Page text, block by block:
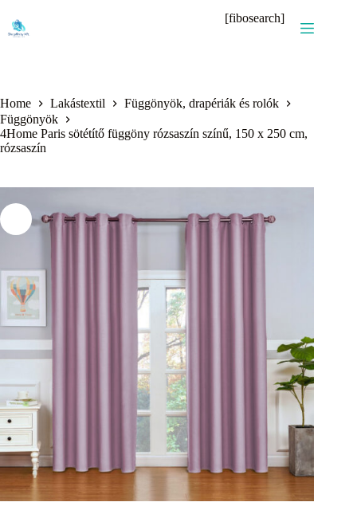
content
[fibosearch]
Home Lakástextil
Függönyök, drapériák és rolók
Függönyök
4Home Paris sötétítő függöny rózsaszín színű, 150 x 250 cm,
rózsaszín